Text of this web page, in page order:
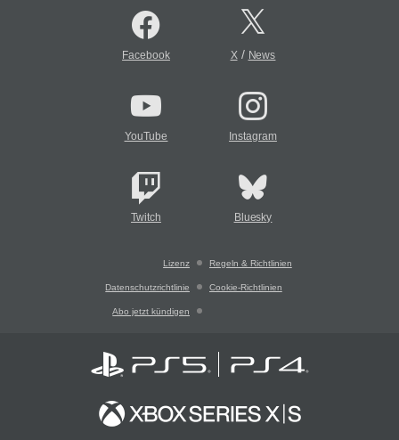
Facebook X/ News
YouTube Instagram
Twitch Bluesky
Lizenz Regeln & Richtlinien
Datenschutzrichtlinie Cookie-Richtlinien
Abo jetzt kündigen